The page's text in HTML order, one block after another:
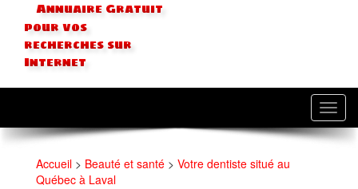
Annuaire Gratuit
pour vos
recherches sur
Internet
Accueil > Beauté et santé > Votre dentiste situé au
Québec à Laval